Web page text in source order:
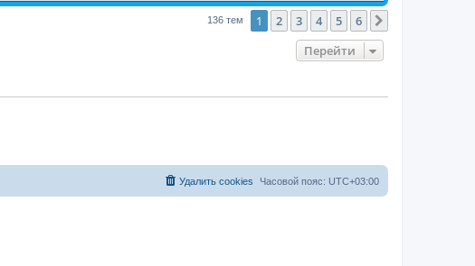
136 тем 1 2 3 4 5 6
Перейти
Часовой пояс: UTC+03:00
Удалить cookies